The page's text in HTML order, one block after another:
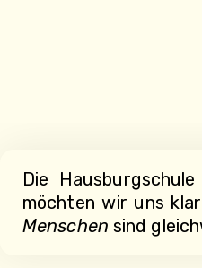
Die
möchten wir uns
Menschen sind